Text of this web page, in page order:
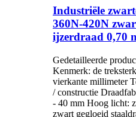
Industriële
360N-420N
ijzerdraad 0,70
Gedetailleerde
Kenmerk: de
vierkante millimeter
/ constructie
- 40 mm Hoog licht:
zwart gegloeid